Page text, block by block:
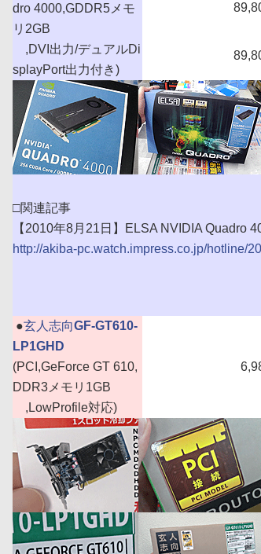
dro 4000,GDDR5メモ
リ2GB
,DVI出力/デュアルDi
splayPort出力付き)
□関連記事
【2010年8月21日】ELSA NVIDIA Quadro
http://akiba-pc.watch.impress.co.jp/hotline/
●玄人志向GF-GT610-
LP1GHD
(PCI,GeForce GT 610,
DDR3メモリ1GB
,LowProfile対応)